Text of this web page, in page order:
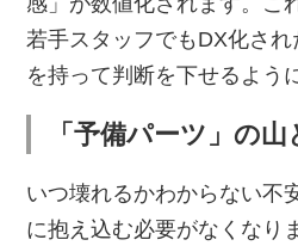
若手スタッフでもDX化さ
を持って判断を下せるよう
「予備パーツ」の
いつ壊れるかわからない不
に抱え込む必要がなくなり